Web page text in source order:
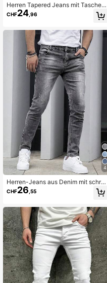
Herren Tapered Jeans mit Taschen,
Stone Washed
CHF24 ,96
4
Herren-Jeans aus Denim mit schrä
gen Taschen und Katzenkratzer-St
ruktur
CHF26 ,55